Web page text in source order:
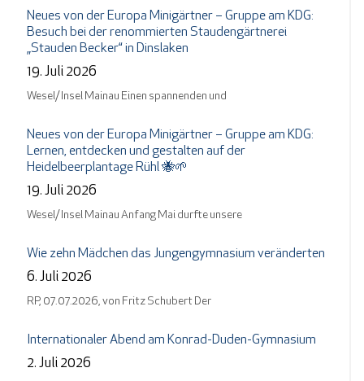
Neues von der Europa Minigärtner – Gruppe am KDG:
Besuch bei der renommierten Staudengärtnerei
„Stauden Becker“ in Dinslaken
19. Juli 2026
Wesel/ Insel Mainau Einen spannenden und
Neues von der Europa Minigärtner – Gruppe am KDG:
Lernen, entdecken und gestalten auf der
Heidelbeerplantage Rühl 🐝🌱
19. Juli 2026
Wesel/ Insel Mainau Anfang Mai durfte unsere
Wie zehn Mädchen das Jungengymnasium veränderten
6. Juli 2026
RP, 07.07.2026, von Fritz Schubert Der
Internationaler Abend am Konrad-Duden-Gymnasium
2. Juli 2026